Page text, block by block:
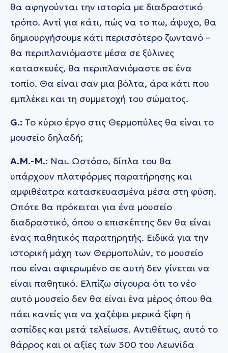
θα αφηγούνται την ιστορία με διαδραστικό
τρόπο. Αντί για κάτι, πώς να το πω, άψυχο, θα
δημιουργήσουμε κάτι περισσότερο ζωντανό –
θα περιπλανιόμαστε μέσα σε ξύλινες
κατασκευές, θα περιπλανιόμαστε σε ένα
τοπίο. Θα είναι σαν μια βόλτα, άρα κάτι που
εμπλέκει και τη συμμετοχή του σώματος.
G.: Το κύριο έργο στις Θερμοπύλες θα είναι το
μουσείο δηλαδή;
A.M.-M.: Ναι. Ωστόσο, δίπλα του θα
υπάρχουν πλατφόρμες παρατήρησης και
αμφιθέατρα κατασκευασμένα μέσα στη φύση.
Οπότε θα πρόκειται για ένα μουσείο
διαδραστικό, όπου ο επισκέπτης δεν θα είναι
ένας παθητικός παρατηρητής. Ειδικά για την
ιστορική μάχη των Θερμοπυλών, το μουσείο
που είναι αφιερωμένο σε αυτή δεν γίνεται να
είναι παθητικό. Ελπίζω σίγουρα ότι το νέο
αυτό μουσείο δεν θα είναι ένα μέρος όπου θα
πάει κανείς για να χαζέψει μερικά ξίφη ή
ασπίδες και μετά τελείωσε. Αντιθέτως, αυτό το
θάρρος και οι αξίες των 300 του Λεωνίδα